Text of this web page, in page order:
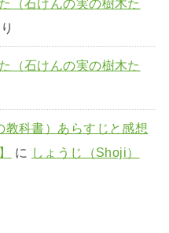
（石けんの実の樹木た
（石けんの実の樹木た
教科書）あらすじと感想
に しょうじ（Shoji）